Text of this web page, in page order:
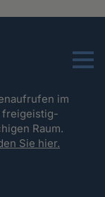
Menu
im
freigeistig-
Raum.
Sie hier.